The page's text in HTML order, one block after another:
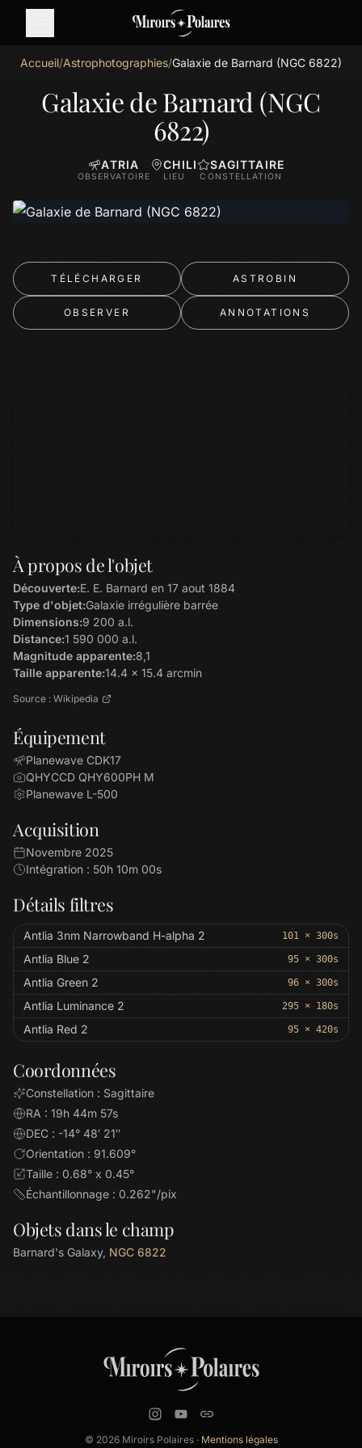
Accueil/Astrophotographies/Galaxie de Barnard (NGC 6822)
Galaxie de Barnard (NGC
6822)
ATRIA
OBSERVATOIRE
CHILI
LIEU
SAGITTAIRE
CONSTELLATION
TÉLÉCHARGER ASTROBIN
OBSERVER ANNOTATIONS
À propos de l'objet
Découverte:E. E. Barnard en 17 aout 1884
Type d'objet:Galaxie irrégulière barrée
Dimensions:9 200 a.l.
Distance:1 590 000 a.l.
Magnitude apparente:8,1
Taille apparente:14.4 x 15.4 arcmin
Source : Wikipedia
Équipement
Planewave CDK17
QHYCCD QHY600PH M
Planewave L-500
Acquisition
Novembre 2025
Intégration : 50h 10m 00s
Détails filtres
Antlia 3nm Narrowband H-alpha 2 101 × 300s
Antlia Blue 2 95 × 300s
Antlia Green 2 96 × 300s
Antlia Luminance 2 295 × 180s
Antlia Red 2 95 × 420s
Coordonnées
Constellation : Sagittaire
RA : 19h 44m 57s
DEC : -14° 48′ 21″
Orientation : 91.609°
Taille : 0.68° x 0.45°
Échantillonnage : 0.262"/pix
Objets dans le champ
Barnard's Galaxy, NGC 6822
© 2026 Miroirs Polaires · Mentions légales